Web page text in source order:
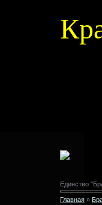
Единство
Главная »